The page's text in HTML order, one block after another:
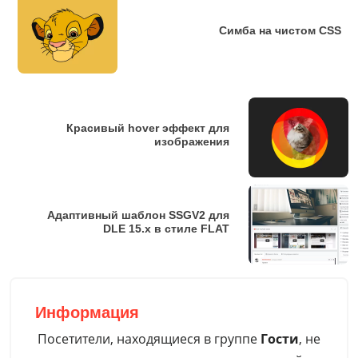
#fly-in div:nth-child(8) { animation-delay: 28s}
@keyframes switch {
    3% { opacity: 1;filter: blur(0); transform:scale(1)}
    10% { opacity: 1;filter: blur(0); transform:scale(.9)}
13% { opacity: 0;filter: blur(10px);
Симба на чистом CSS
Красивый hover эффект для
изображения
Адаптивный шаблон SSGV2 для
DLE 15.х в стиле FLAT
Информация
Посетители, находящиеся в группе Гости, не